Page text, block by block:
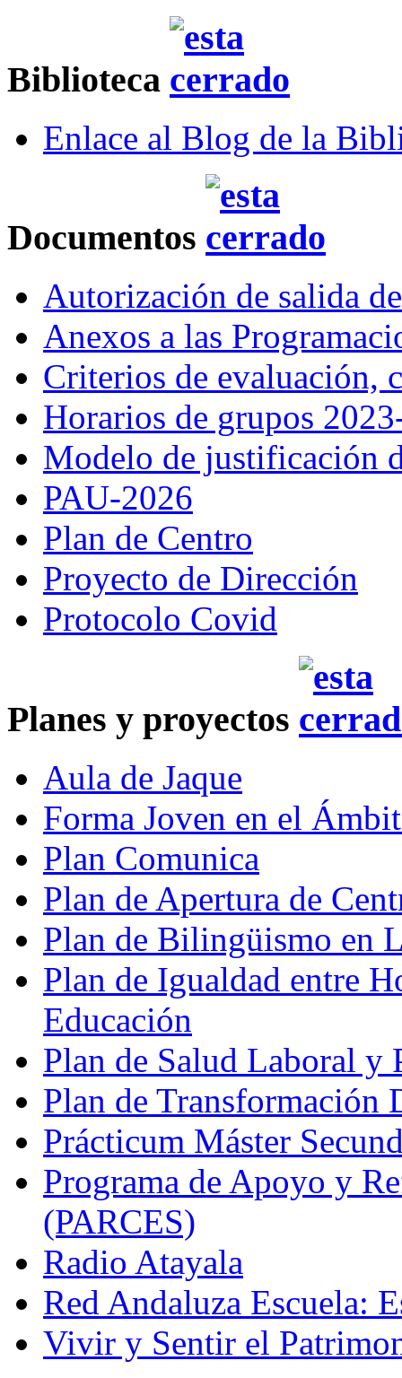
Biblioteca
Enlace al Blog de la
Documentos
Autorización de salida
Anexos a las
Criterios de evaluación,
Horarios de grupos
Modelo de justificación
PAU-2026
Plan de Centro
Proyecto de Dirección
Protocolo Covid
Planes y proyectos
Aula de Jaque
Forma Joven en el
Plan Comunica
Plan de Apertura de
Plan de Bilingüismo en
Plan de Igualdad entre
Educación
Plan de Salud Laboral y
Plan de Transformación
Prácticum Máster
Programa de Apoyo y
(PARCES)
Radio Atayala
Red Andaluza Escuela:
Vivir y Sentir el